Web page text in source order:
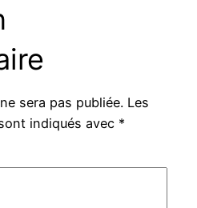
sera pas publiée. Les
indiqués avec *